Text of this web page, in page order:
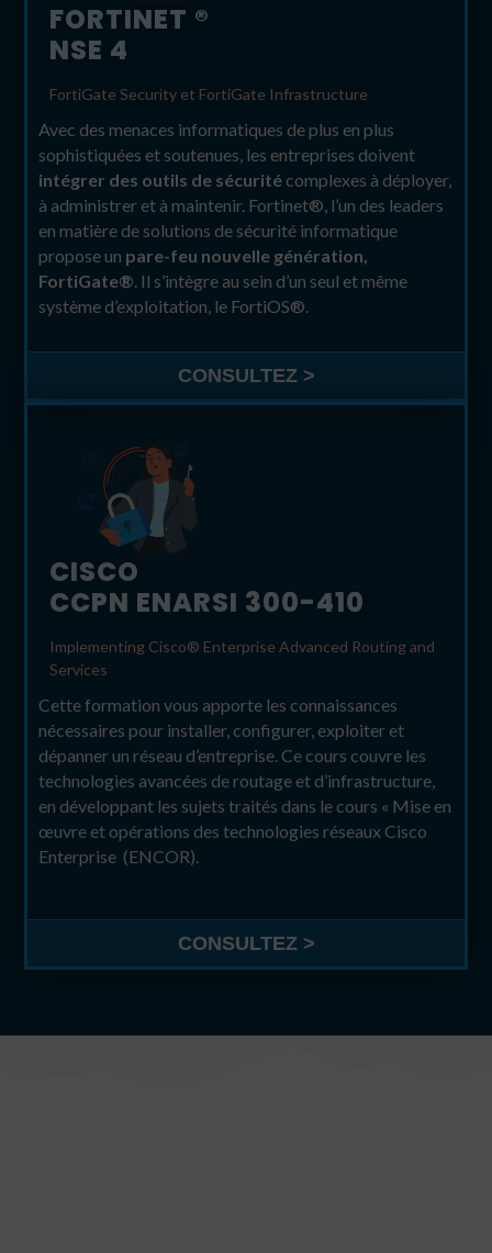
FORTINET ®
NSE 4
FortiGate Security et FortiGate Infrastructure
Avec des menaces informatiques de plus en plus
sophistiquées et soutenues, les entreprises doivent
intégrer des outils de sécurité complexes à déployer,
à administrer et à maintenir. Fortinet®, l’un des leaders
en matière de solutions de sécurité informatique
propose un pare-feu nouvelle génération,
FortiGate®. Il s’intègre au sein d’un seul et même
système d’exploitation, le FortiOS®.
CONSULTEZ >
CISCO
CCPN ENARSI 300-410
Implementing Cisco® Enterprise Advanced Routing and
Services
Cette formation vous apporte les connaissances
nécessaires pour installer, configurer, exploiter et
dépanner un réseau d’entreprise. Ce cours couvre les
technologies avancées de routage et d’infrastructure,
en développant les sujets traités dans le cours « Mise en
œuvre et opérations des technologies réseaux Cisco
Enterprise (ENCOR).
CONSULTEZ >